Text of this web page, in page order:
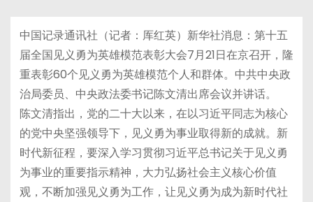
中国记录通讯社（记者：厍红英）新华社消息：第十五
届全国见义勇为英雄模范表彰大会7月21日在京召开，隆
重表彰60个见义勇为英雄模范个人和群体。中共中央政
治局委员、中央政法委书记陈文清出席会议并讲话。
陈文清指出，党的二十大以来，在以习近平同志为核心
的党中央坚强领导下，见义勇为事业取得新的成就。新
时代新征程，要深入学习贯彻习近平总书记关于见义勇
为事业的重要指示精神，大力弘扬社会主义核心价值
观，不断加强见义勇为工作，让见义勇为成为新时代社